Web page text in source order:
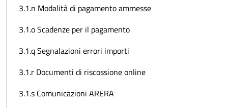
3.1.n Modalità di pagamento ammesse
3.1.o Scadenze per il pagamento
3.1.q Segnalazioni errori importi
3.1.r Documenti di riscossione online
3.1.s Comunicazioni ARERA